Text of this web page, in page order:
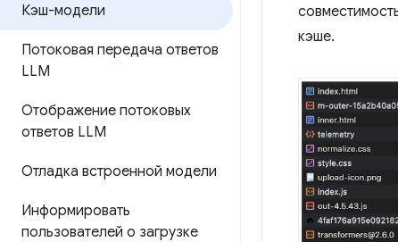
Кэш-модели
Потоковая передача ответов
LLM
Отображение потоковых
ответов LLM
Отладка встроенной модели
Информировать
пользователей о загрузке
кэше.